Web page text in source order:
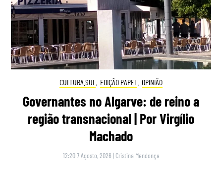
CULTURA.SUL , EDIÇÃO PAPEL , OPINIÃO
Governantes no Algarve: de reino a
região transnacional | Por Virgílio
Machado
12:20 7 Agosto, 2026 | Cristina Mendonça